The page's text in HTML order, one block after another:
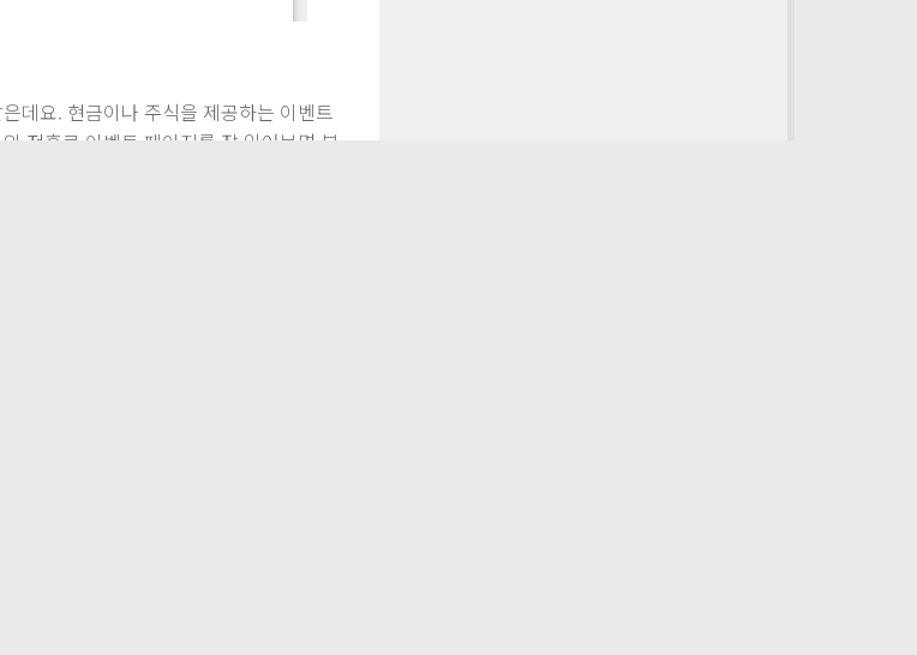
데요. 현금이나 주식을 제공하는 이벤트
전후로 이벤트 페이지를 잘 읽어보면 분